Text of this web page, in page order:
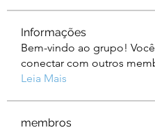
Informações
Bem-vindo ao grupo!
conectar com outros
Leia Mais
membros